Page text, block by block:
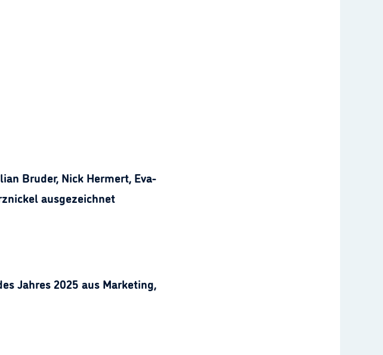
Bruder, Nick Hermert, Eva-
ausgezeichnet
Jahres 2025 aus Marketing,